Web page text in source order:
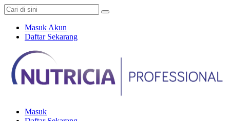
Masuk Akun
Daftar Sekarang
Masuk